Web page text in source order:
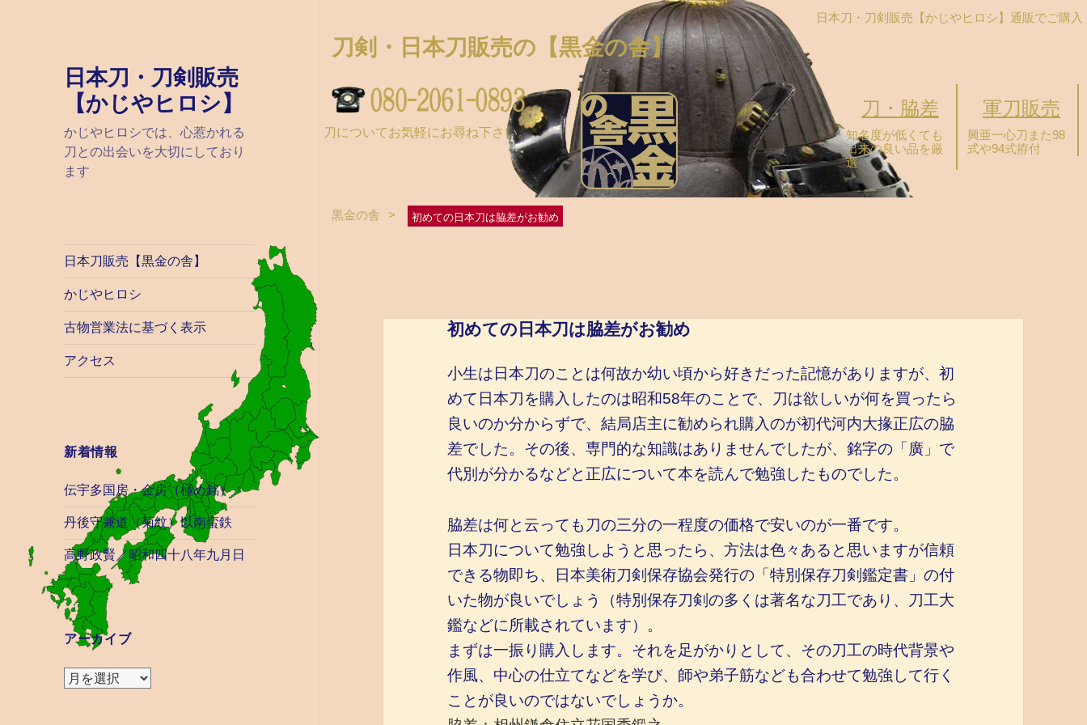
日本刀・刀剣販売
【かじやヒロシ】
かじやヒロシでは、心惹かれる
刀との出会いを大切にしており
ます
日本刀販売【黒金の舎】
かじやヒロシ
古物営業法に基づく表示
アクセス
新着情報
伝宇多国房・金房（極め銘）
丹後守兼道（菊紋）以南蛮鉄
高野政賢／昭和四十八年九月日
アーカイブ
ア
日本刀・刀剣販売【かじやヒロシ】 通販でご購入
刀剣・日本刀販売の 【黒金の舎】
刀についてお気軽にお尋ね下さい。
軍刀販売
興亜一心刀また98
式や94式拵付
刀・脇差
知名度が低くても
出来の良い品を厳
選
黒金の舎 > 初めての日本刀は脇差がお勧め
初めての日本刀は脇差がお勧め
小生は日本刀のことは何故か幼い頃から好きだった記憶がありますが、初
めて日本刀を購入したのは昭和58年のことで、刀は欲しいが何を買ったら
良いのか分からずで、結局店主に勧められ購入のが初代河内大掾正広の脇
差でした。その後、専門的な知識はありませんでしたが、銘字の「廣」で
代別が分かるなどと正広について本を読んで勉強したものでした。
脇差は何と云っても刀の三分の一程度の価格で安いのが一番です。
日本刀について勉強しようと思ったら、方法は色々あると思いますが信頼
できる物即ち、日本美術刀剣保存協会発行の「特別保存刀剣鑑定書」の付
いた物が良いでしょう（特別保存刀剣の多くは著名な刀工であり、刀工大
鑑などに所載されています）。
まずは一振り購入します。それを足がかりとして、その刀工の時代背景や
作風、中心の仕立てなどを学び、師や弟子筋なども合わせて勉強して行く
ことが良いのではないでしょうか。